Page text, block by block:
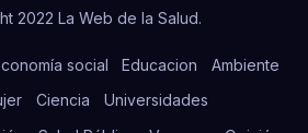
2022 La Web de la Salud.
social Educacion
Ambiente
Ciencia
Universidades